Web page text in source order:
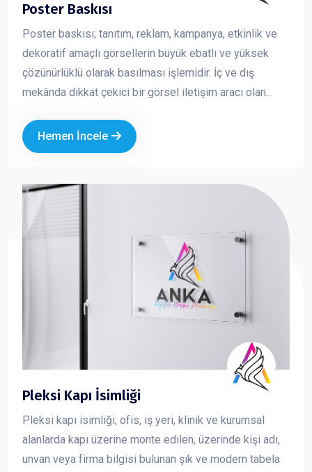
Poster Baskısı
Poster baskısı; tanıtım, reklam, kampanya, etkinlik ve
dekoratif amaçlı görsellerin büyük ebatlı ve yüksek
çözünürlüklü olarak basılması işlemidir. İç ve dış
mekânda dikkat çekici bir görsel iletişim aracı olan
iletmesini sağlar. Kurumsal tasarım ve kaliteli baskı
teknikleriyle üretilen posterler, markanızın profesyonel
Hemen İncele
Pleksi Kapı İsimliği
Pleksi kapı isimliği; ofis, iş yeri, klinik ve kurumsal
alanlarda kapı üzerine monte edilen, üzerinde kişi adı,
unvan veya firma bilgisi bulunan şık ve modern tabela